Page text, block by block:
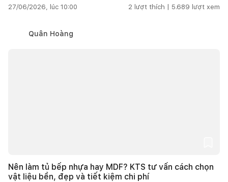
27/06/2026, lúc 10:00 2 lượt thích | 5.689 lượt xem
Quân Hoàng
Nên làm tủ bếp nhựa hay MDF? KTS tư vấn cách chọn
vật liệu bền, đẹp và tiết kiệm chi phí